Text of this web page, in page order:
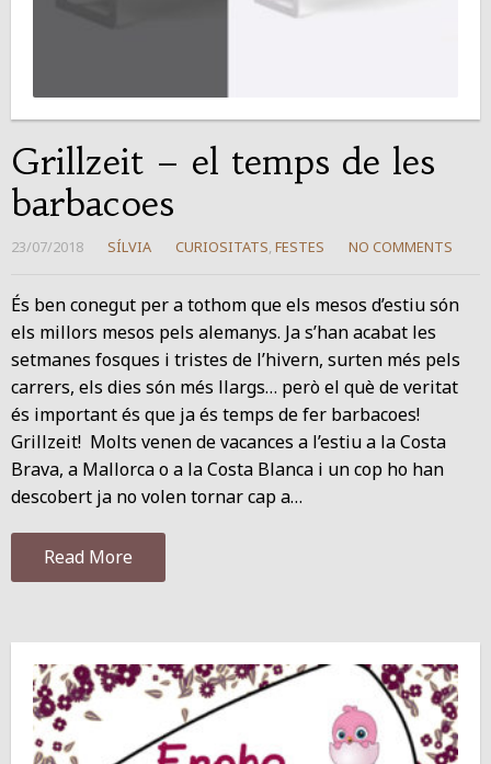
Grillzeit – el temps de les
barbacoes
23/07/2018 SÍLVIA CURIOSITATS, FESTES NO COMMENTS
És ben conegut per a tothom que els mesos d’estiu són
els millors mesos pels alemanys. Ja s’han acabat les
setmanes fosques i tristes de l’hivern, surten més pels
carrers, els dies són més llargs… però el què de veritat
és important és que ja és temps de fer barbacoes!
Grillzeit! Molts venen de vacances a l’estiu a la Costa
Brava, a Mallorca o a la Costa Blanca i un cop ho han
descobert ja no volen tornar cap a…
Read More